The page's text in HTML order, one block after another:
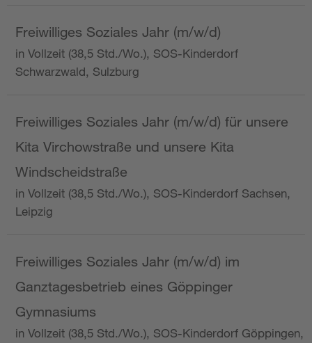
Freiwilliges Soziales Jahr (m/w/d)
in Vollzeit (38,5 Std./Wo.), SOS-Kinderdorf
Schwarzwald, Sulzburg
Freiwilliges Soziales Jahr (m/w/d) für unsere
Kita Virchowstraße und unsere Kita
Windscheidstraße
in Vollzeit (38,5 Std./Wo.), SOS-Kinderdorf Sachsen,
Leipzig
Freiwilliges Soziales Jahr (m/w/d) im
Ganztagesbetrieb eines Göppinger
Gymnasiums
in Vollzeit (38,5 Std./Wo.), SOS-Kinderdorf Göppingen,